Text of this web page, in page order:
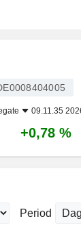
09.11.35
+0,78 %
Period